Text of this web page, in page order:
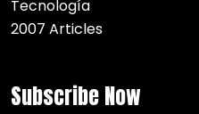
Tecnología
2007 Articles
Subscribe Now